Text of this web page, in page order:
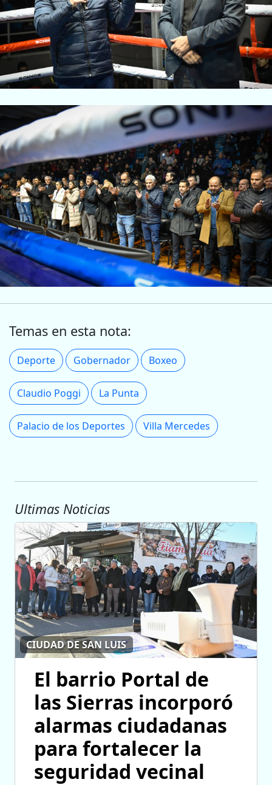
Temas en esta nota:
Deporte Gobernador Boxeo
Claudio Poggi La Punta
Palacio de los Deportes Villa Mercedes
Ultimas Noticias
CIUDAD DE SAN LUIS
El barrio Portal de
las Sierras incorporó
alarmas ciudadanas
para fortalecer la
seguridad vecinal